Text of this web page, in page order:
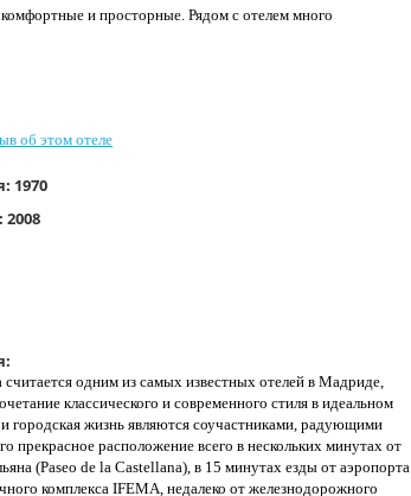
и просторные. Рядом с отелем много
об этом отеле
1970
2008
одним из самых известных отелей в Мадриде,
классического и современного стиля в идеальном
и городская жизнь являются соучастниками, радующими
прекрасное расположение всего в нескольких минутах от
(Paseo de la Castellana), в 15 минутах езды от аэропорта
комплекса IFEMA, недалеко от железнодорожного